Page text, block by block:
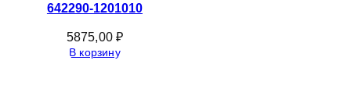
642290-1201010
5875,00₽
В корзину